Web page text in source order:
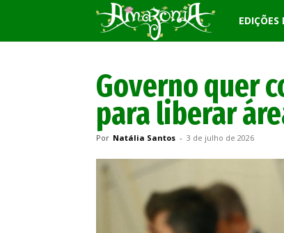
Revista
EDIÇÕES
Governo quer
para liberar
Por Natália Santos - 3 de julho de 2026